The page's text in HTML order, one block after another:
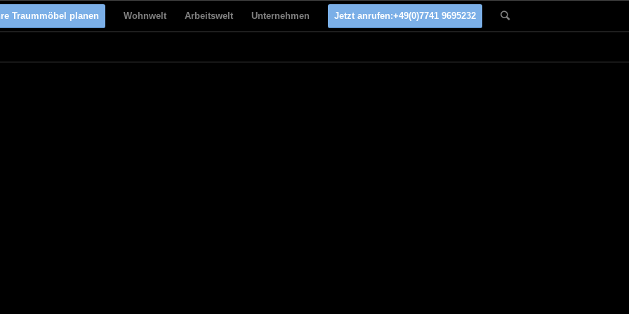
Traummöbel planen Wohnwelt Arbeitswelt Unternehmen Jetzt anrufen:+49(0)7741 9695232